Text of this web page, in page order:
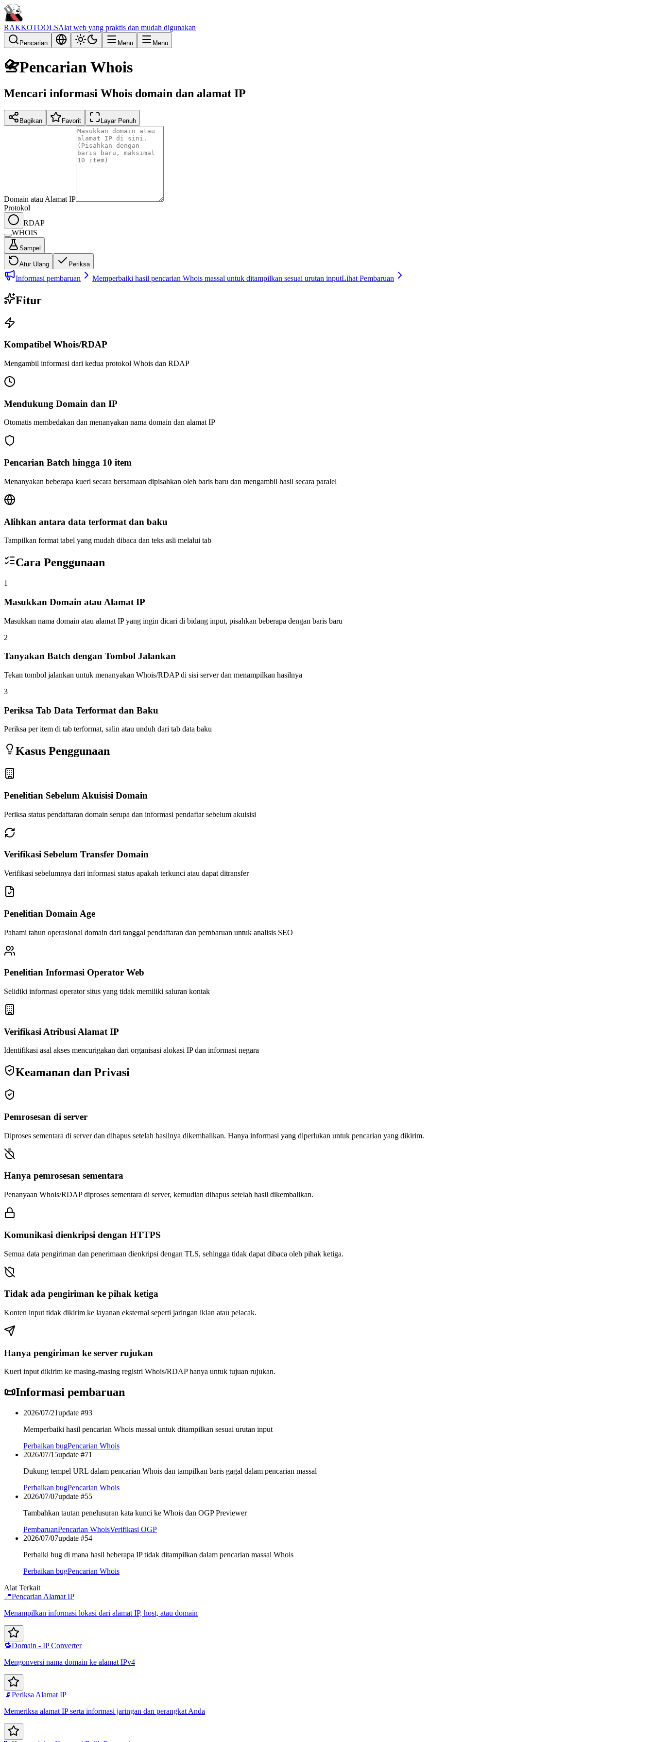
RAKKOTOOLSAlat web yang praktis dan mudah digunakan
Pencarian Menu Menu
📇Pencarian Whois
Mencari informasi Whois domain dan alamat IP
Bagikan Favorit Layar Penuh
Domain atau Alamat IP
Protokol
RDAP
WHOIS
Sampel
Atur Ulang Periksa
Informasi pembaruan Memperbaiki hasil pencarian Whois massal untuk ditampilkan sesuai urutan inputLihat Pembaruan
Fitur
Kompatibel Whois/RDAP
Mengambil informasi dari kedua protokol Whois dan RDAP
Mendukung Domain dan IP
Otomatis membedakan dan menanyakan nama domain dan alamat IP
Pencarian Batch hingga 10 item
Menanyakan beberapa kueri secara bersamaan dipisahkan oleh baris baru dan mengambil hasil secara paralel
Alihkan antara data terformat dan baku
Tampilkan format tabel yang mudah dibaca dan teks asli melalui tab
Cara Penggunaan
1
Masukkan Domain atau Alamat IP
Masukkan nama domain atau alamat IP yang ingin dicari di bidang input, pisahkan beberapa dengan baris baru
2
Tanyakan Batch dengan Tombol Jalankan
Tekan tombol jalankan untuk menanyakan Whois/RDAP di sisi server dan menampilkan hasilnya
3
Periksa Tab Data Terformat dan Baku
Periksa per item di tab terformat, salin atau unduh dari tab data baku
Kasus Penggunaan
Penelitian Sebelum Akuisisi Domain
Periksa status pendaftaran domain serupa dan informasi pendaftar sebelum akuisisi
Verifikasi Sebelum Transfer Domain
Verifikasi sebelumnya dari informasi status apakah terkunci atau dapat ditransfer
Penelitian Domain Age
Pahami tahun operasional domain dari tanggal pendaftaran dan pembaruan untuk analisis SEO
Penelitian Informasi Operator Web
Selidiki informasi operator situs yang tidak memiliki saluran kontak
Verifikasi Atribusi Alamat IP
Identifikasi asal akses mencurigakan dari organisasi alokasi IP dan informasi negara
Keamanan dan Privasi
Pemrosesan di server
Diproses sementara di server dan dihapus setelah hasilnya dikembalikan. Hanya informasi yang diperlukan untuk pencarian yang dikirim.
Hanya pemrosesan sementara
Penanyaan Whois/RDAP diproses sementara di server, kemudian dihapus setelah hasil dikembalikan.
Komunikasi dienkripsi dengan HTTPS
Semua data pengiriman dan penerimaan dienkripsi dengan TLS, sehingga tidak dapat dibaca oleh pihak ketiga.
Tidak ada pengiriman ke pihak ketiga
Konten input tidak dikirim ke layanan eksternal seperti jaringan iklan atau pelacak.
Hanya pengiriman ke server rujukan
Kueri input dikirim ke masing-masing registri Whois/RDAP hanya untuk tujuan rujukan.
📜Informasi pembaruan
2026/07/21update #93
Memperbaiki hasil pencarian Whois massal untuk ditampilkan sesuai urutan input
Perbaikan bugPencarian Whois
2026/07/15update #71
Dukung tempel URL dalam pencarian Whois dan tampilkan baris gagal dalam pencarian massal
Perbaikan bugPencarian Whois
2026/07/07update #55
Tambahkan tautan penelusuran kata kunci ke Whois dan OGP Previewer
PembaruanPencarian WhoisVerifikasi OGP
2026/07/07update #54
Perbaiki bug di mana hasil beberapa IP tidak ditampilkan dalam pencarian massal Whois
Perbaikan bugPencarian Whois
Alat Terkait
📍Pencarian Alamat IP
Menampilkan informasi lokasi dari alamat IP, host, atau domain
🔁Domain - IP Converter
Mengonversi nama domain ke alamat IPv4
📡Periksa Alamat IP
Memeriksa alamat IP serta informasi jaringan dan perangkat Anda